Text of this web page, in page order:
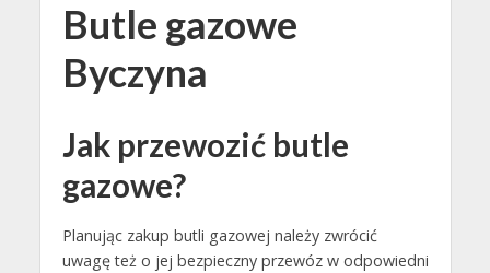
Butle gazowe
Byczyna
Jak przewozić butle
gazowe?
Planując zakup butli gazowej należy zwrócić
uwagę też o jej bezpieczny przewóz w odpowiedni